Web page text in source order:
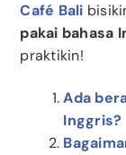
Café Bali
pakai bahasa
praktikin!
Ada
Inggris?